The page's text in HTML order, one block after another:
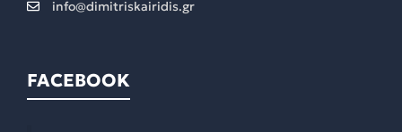
info@dimitriskairidis.gr
FACEBOOK